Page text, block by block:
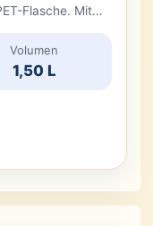
Flasche. Mit
Die
als günstige […]
Volumen
1,50 L